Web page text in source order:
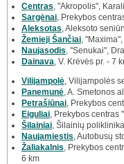
Centras , "Akropolis",
Sargėnai , Prekybos
Aleksotas , Aleksoto
Žemieji Šančiai ,
Naujasodis , "Senukai",
Dainava , V. Krėvės pr. - 7
Vilijampolė , Vilijampolės
Panemunė , A. Smetonos
Petrašiūnai , Prekybos
Eiguliai , Prekybos centras
Šilainiai , Šilainių
Naujamiestis , Autobusų
Žaliakalnis , Prekybos
6 km